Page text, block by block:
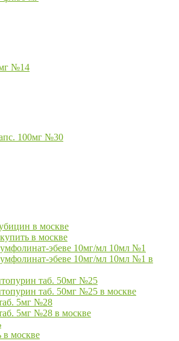
№14
100мг №30
в москве
в москве
эбеве 10мг/мл 10мл №1
эбеве 10мг/мл 10мл №1 в
таб. 50мг №25
таб. 50мг №25 в москве
5мг №28
5мг №28 в москве
в москве